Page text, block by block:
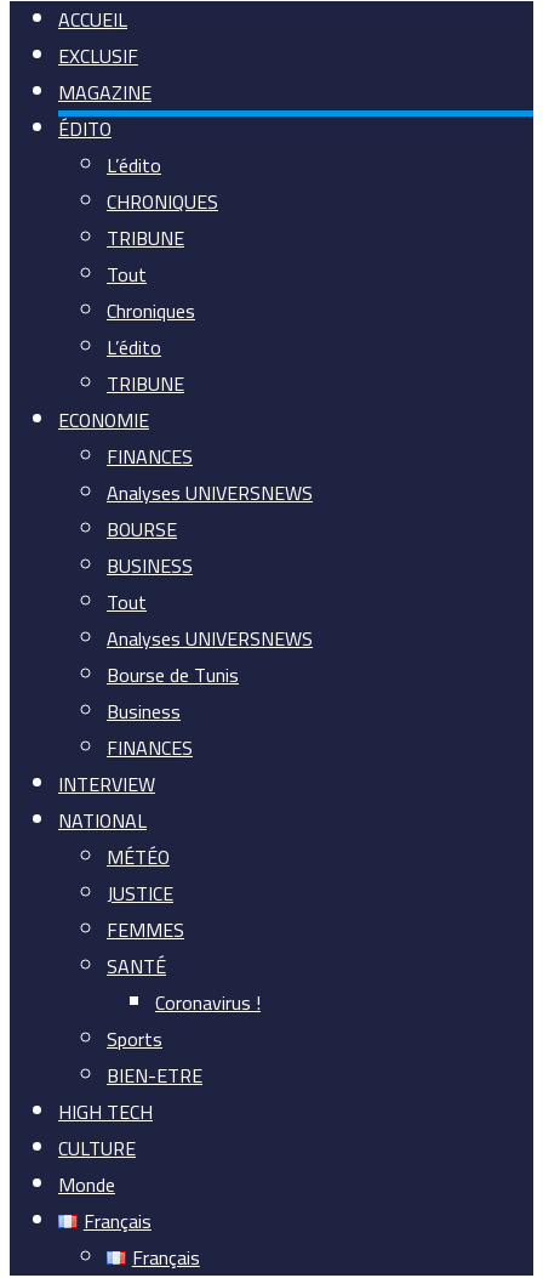
ACCUEIL
EXCLUSIF
MAGAZINE
ÉDITO
L’édito
CHRONIQUES
TRIBUNE
Tout
Chroniques
L’édito
TRIBUNE
ECONOMIE
FINANCES
Analyses UNIVERSNEWS
BOURSE
BUSINESS
Tout
Analyses UNIVERSNEWS
Bourse de Tunis
Business
FINANCES
INTERVIEW
NATIONAL
MÉTÉO
JUSTICE
FEMMES
SANTÉ
Coronavirus !
Sports
BIEN-ETRE
HIGH TECH
CULTURE
Monde
Français
Français